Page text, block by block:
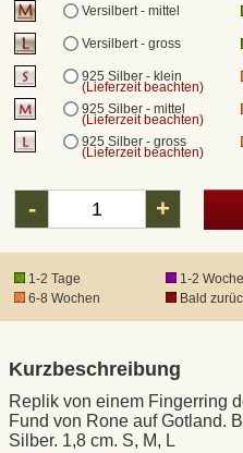
Versilbert - mittel
Versilbert - gross
925 Silber - klein
(Lieferzeit beachten)
925 Silber - mittel
(Lieferzeit beachten)
925 Silber - gross
(Lieferzeit beachten)
- +
1-2 Tage 1-2
6-8 Wochen
Bald
Kurzbeschreibung
Replik von einem Fingerring
Fund von Rone auf Gotland.
Silber. 1,8 cm. S, M, L
DHL Express
Waffenrecht und FSK 18
Produkthaftung
Datenschutz
Anfertigung von
Mittelalter-Großhandel
AGB